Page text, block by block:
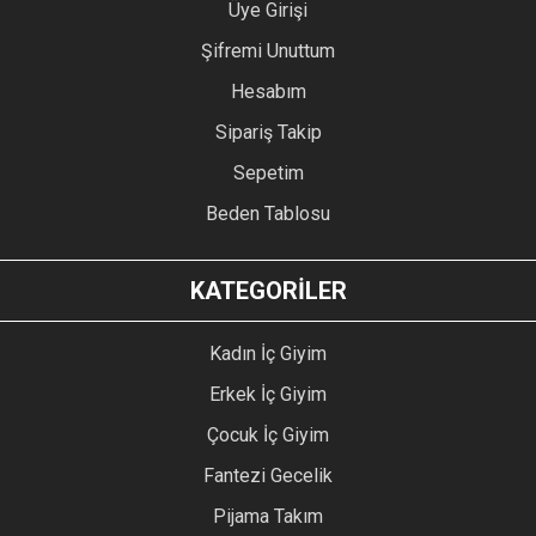
Üye Girişi
Şifremi Unuttum
Hesabım
Sipariş Takip
Sepetim
Beden Tablosu
KATEGORİLER
Kadın İç Giyim
Erkek İç Giyim
Çocuk İç Giyim
Fantezi Gecelik
Pijama Takım